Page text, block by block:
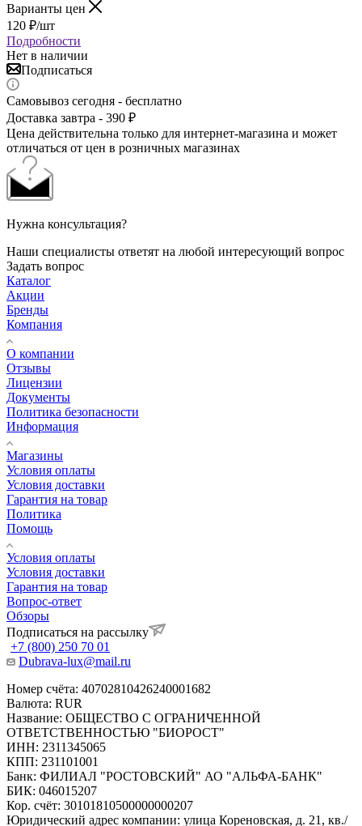
Варианты цен
120 ₽/шт
Подробности
Нет в наличии
Подписаться
Самовывоз сегодня - бесплатно
Доставка завтра - 390 ₽
Цена действительна только для интернет-магазина и может
отличаться от цен в розничных магазинах
Нужна консультация?
Наши специалисты ответят на любой интересующий вопрос
Задать вопрос
Каталог
Акции
Бренды
Компания
О компании
Отзывы
Лицензии
Документы
Политика безопасности
Информация
Магазины
Условия оплаты
Условия доставки
Гарантия на товар
Политика
Помощь
Условия оплаты
Условия доставки
Гарантия на товар
Вопрос-ответ
Обзоры
Подписаться на рассылку
+7 (800) 250 70 01
Dubrava-lux@mail.ru
Номер счёта: 40702810426240001682
Валюта: RUR
Название: ОБЩЕСТВО С ОГРАНИЧЕННОЙ
ОТВЕТСТВЕННОСТЬЮ "БИОРОСТ"
ИНН: 2311345065
КПП: 231101001
Банк: ФИЛИАЛ "РОСТОВСКИЙ" АО "АЛЬФА-БАНК"
БИК: 046015207
Кор. счёт: 30101810500000000207
Юридический адрес компании: улица Кореновская, д. 21, кв./